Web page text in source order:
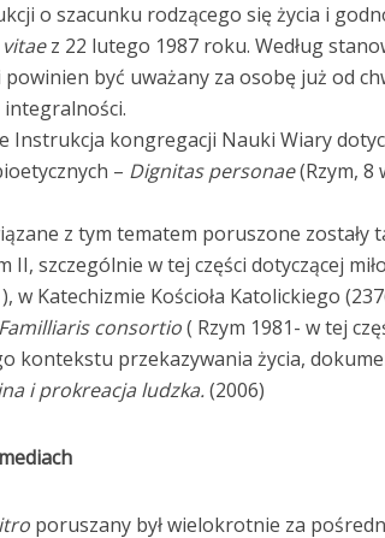
o szacunku rodzącego się życia i
z 22 lutego 1987 roku. Według
być uważany za osobę już od
Instrukcja kongregacji Nauki Wiary
– Dignitas personae(Rzym, 8
z tym tematem poruszone zostały
II, szczególnie w tej części dotyczącej
w Katechizmie Kościoła Katolickiego
Familliaris consortio( Rzym 1981- w tej
kontekstu przekazywania życia,
i prokreacja ludzka.(2006)
poruszany był wielokrotnie za